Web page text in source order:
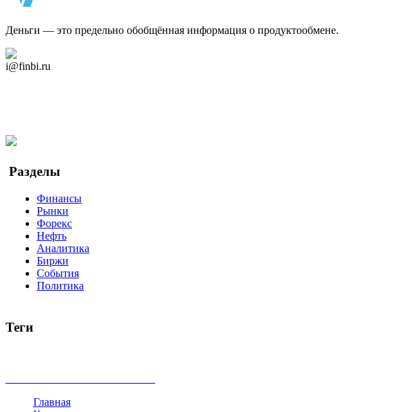
Деньги — это предельно обобщённая информация о продуктообмене.
i@finbi.ru
Разделы
Финансы
Рынки
Форекс
Нефть
Аналитика
Биржи
События
Политика
Теги
Главная